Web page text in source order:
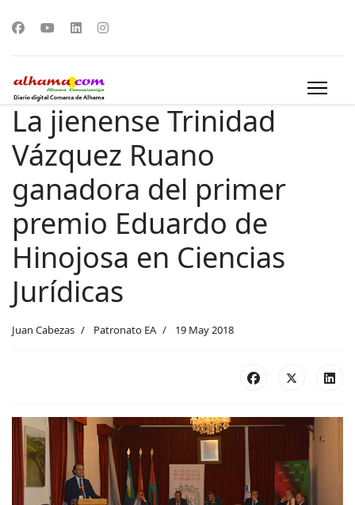
La jienense Trinidad
Vázquez Ruano
ganadora del primer
premio Eduardo de
Hinojosa en Ciencias
Jurídicas
Juan Cabezas Patronato EA 19 May 2018